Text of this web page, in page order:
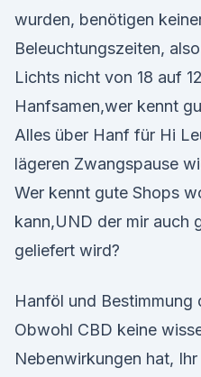
wurden, benötigen
Beleuchtungszeiten,
Lichts nicht von 18 auf
Hanfsamen,wer kennt
Alles über Hanf für Hi
lägeren Zwangspause
Wer kennt gute Shops
kann,UND der mir auch
geliefert wird?
Hanföl und
Obwohl CBD keine
Nebenwirkungen hat,